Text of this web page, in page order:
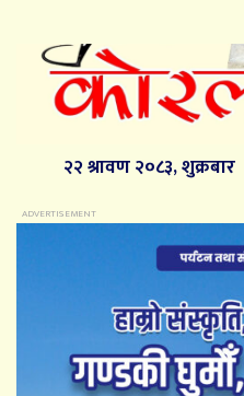
२२ श्रावण २०८३, शुक्रबार